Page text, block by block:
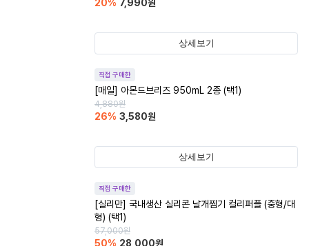
20% 7,990원
상세보기
직접 구매한
[매일] 아몬드브리즈 950mL 2종 (택1)
4,880원
26% 3,580원
상세보기
직접 구매한
[실리만] 국내생산 실리콘 날개찜기 컬리퍼플 (중형/대
형) (택1)
57,000원
50% 28,000원